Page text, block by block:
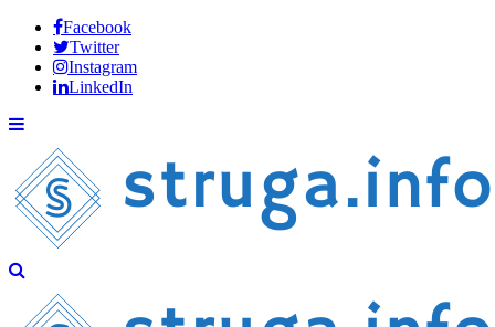
Facebook
Twitter
Instagram
LinkedIn